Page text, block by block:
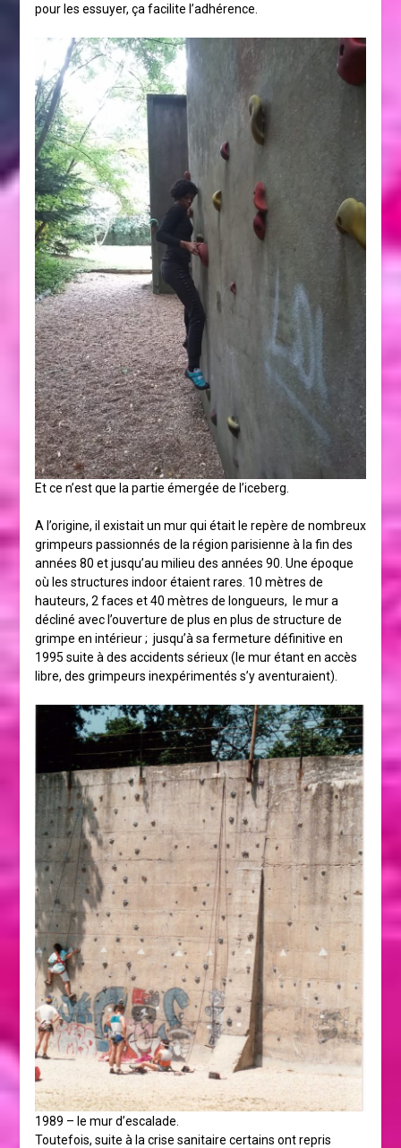
pour les essuyer, ça facilite l’adhérence.
Et ce n’est que la partie émergée de l’iceberg.
A l’origine, il existait un mur qui était le repère de nombreux
grimpeurs passionnés de la région parisienne à la fin des
années 80 et jusqu’au milieu des années 90. Une époque
où les structures indoor étaient rares. 10 mètres de
hauteurs, 2 faces et 40 mètres de longueurs, le mur a
décliné avec l’ouverture de plus en plus de structure de
grimpe en intérieur ; jusqu’à sa fermeture définitive en
1995 suite à des accidents sérieux (le mur étant en accès
libre, des grimpeurs inexpérimentés s’y aventuraient).
1989 – le mur d’escalade.
Toutefois, suite à la crise sanitaire certains ont repris